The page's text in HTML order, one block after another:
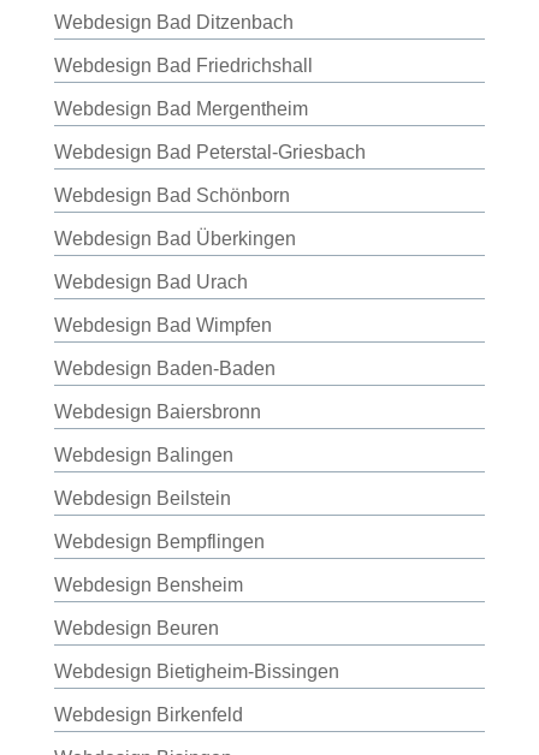
Webdesign Bad Ditzenbach
Webdesign Bad Friedrichshall
Webdesign Bad Mergentheim
Webdesign Bad Peterstal-Griesbach
Webdesign Bad Schönborn
Webdesign Bad Überkingen
Webdesign Bad Urach
Webdesign Bad Wimpfen
Webdesign Baden-Baden
Webdesign Baiersbronn
Webdesign Balingen
Webdesign Beilstein
Webdesign Bempflingen
Webdesign Bensheim
Webdesign Beuren
Webdesign Bietigheim-Bissingen
Webdesign Birkenfeld